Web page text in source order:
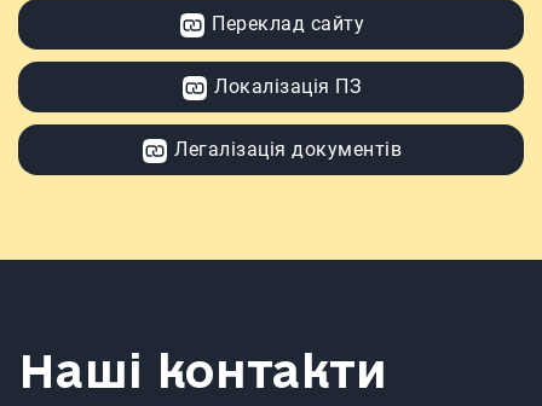
Переклад сайту
Локалізація ПЗ
Легалізація документів
Наші контакти